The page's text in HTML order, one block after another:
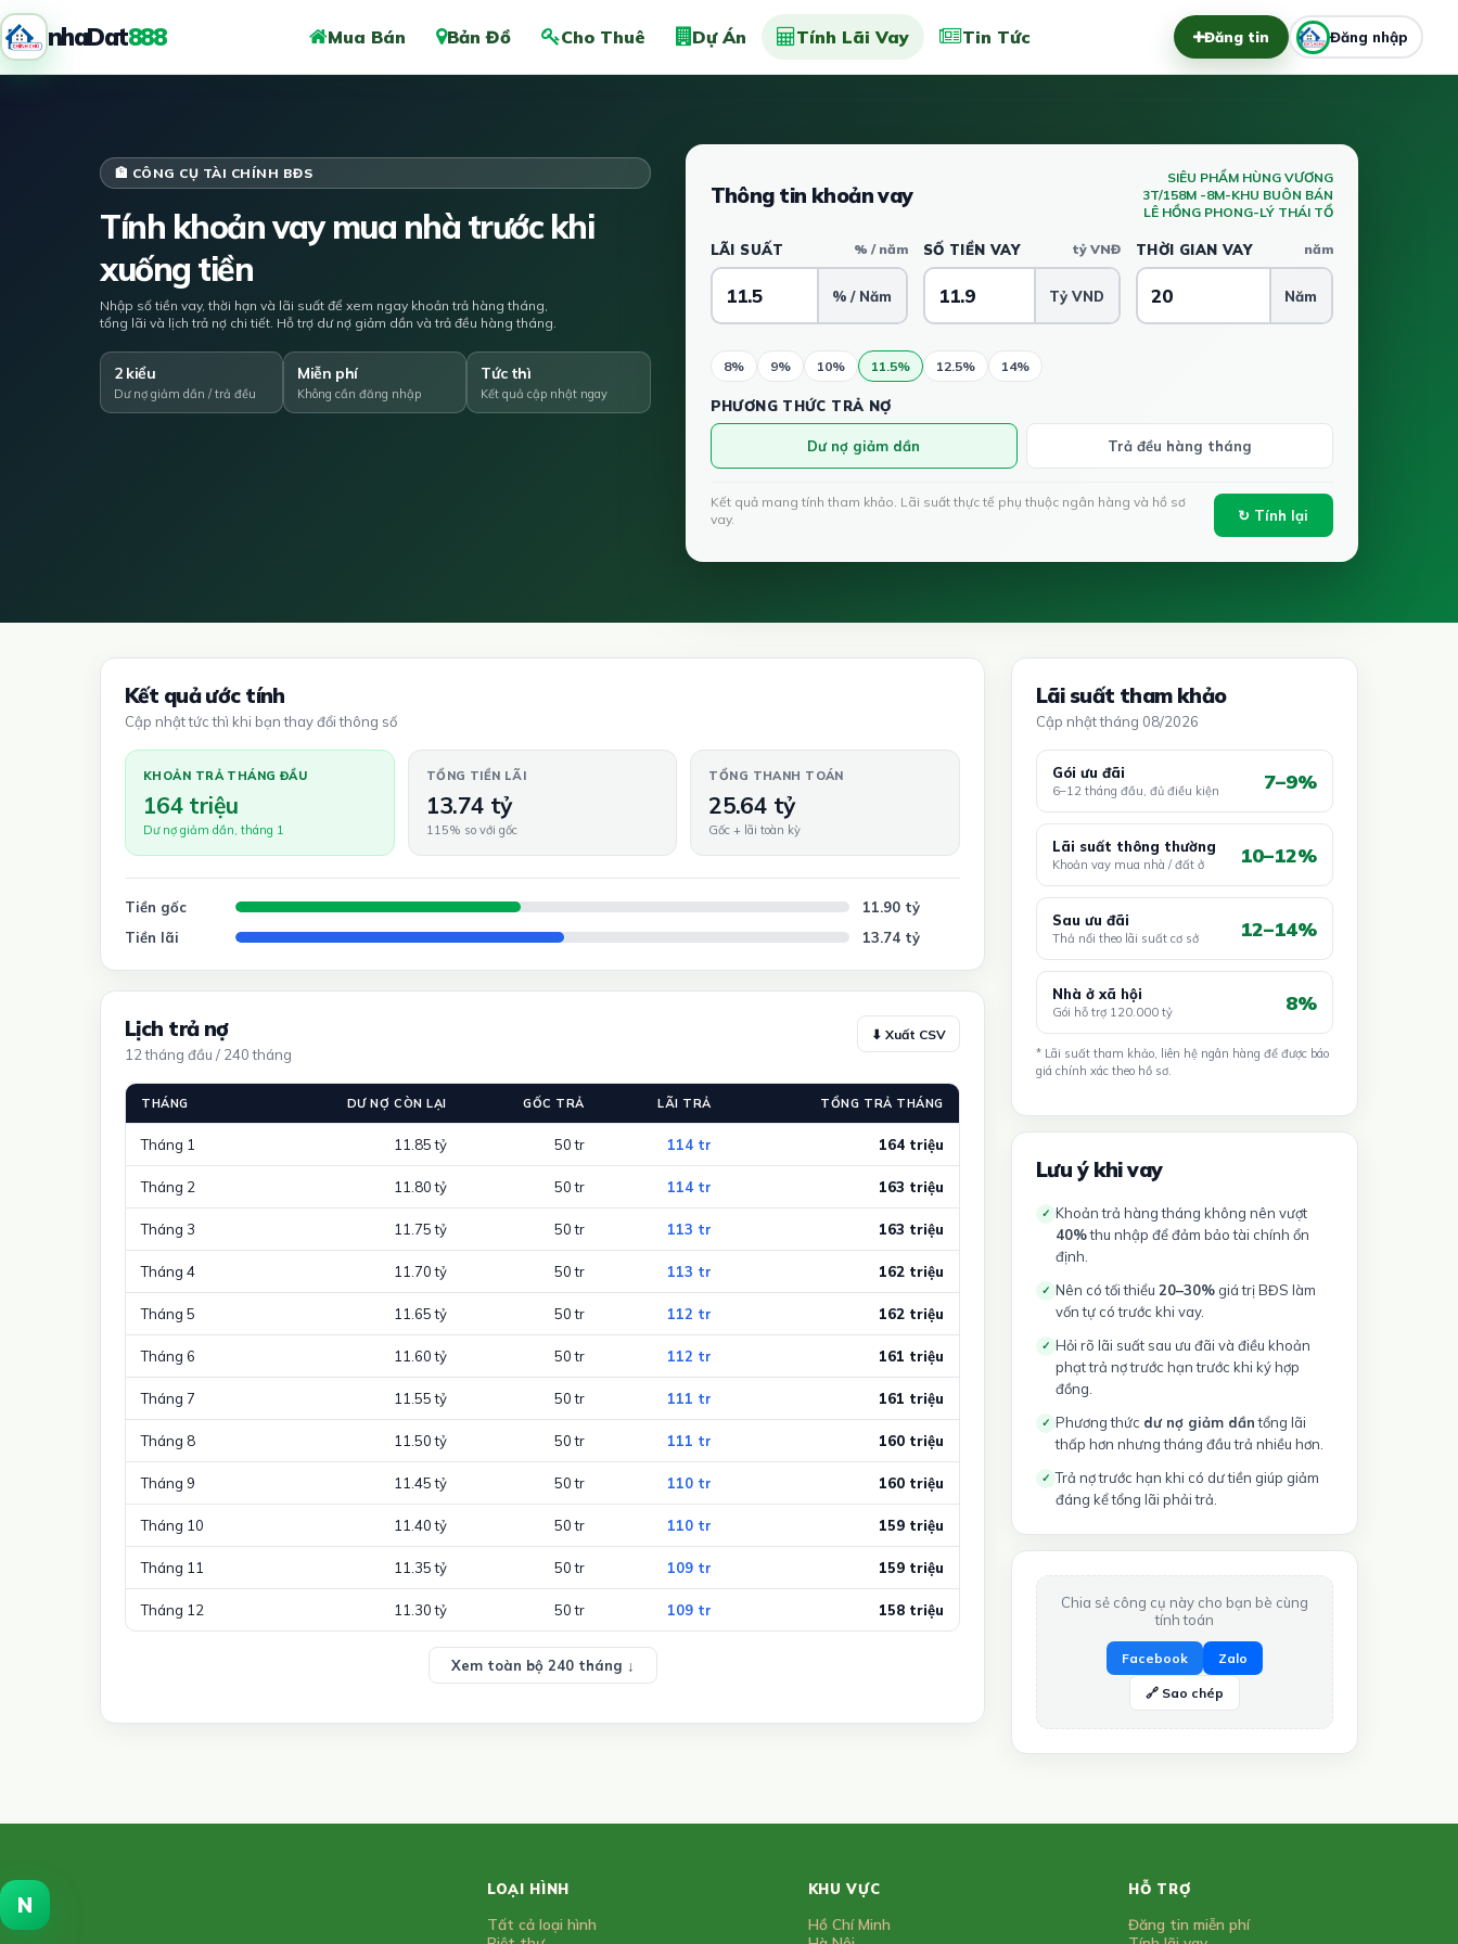
nhaDat888 Mua Bán Bản Đồ Cho Thuê Dự Án Tính Lãi Vay Tin Tức Đăng tin Đăng nhập
🏦 CÔNG CỤ TÀI CHÍNH BĐS
Tính khoản vay mua nhà trước khi
xuống tiền
Nhập số tiền vay, thời hạn và lãi suất để xem ngay khoản trả hàng tháng,
tổng lãi và lịch trả nợ chi tiết. Hỗ trợ dư nợ giảm dần và trả đều hàng tháng.
2 kiểu
Dư nợ giảm dần / trả đều
Miễn phí
Không cần đăng nhập
Tức thì
Kết quả cập nhật ngay
Thông tin khoản vay
SIÊU PHẨM HÙNG VƯƠNG
3T/158M -8M-KHU BUÔN BÁN
LÊ HỒNG PHONG-LÝ THÁI TỔ
LÃI SUẤT % / năm
% / Năm
SỐ TIỀN VAY tỷ VNĐ
Tỷ VND
THỜI GIAN VAY năm
Năm
8% 9% 10% 11.5% 12.5% 14%
PHƯƠNG THỨC TRẢ NỢ
Dư nợ giảm dần Trả đều hàng tháng
Kết quả mang tính tham khảo. Lãi suất thực tế phụ thuộc ngân hàng và hồ sơ
vay.
↻ Tính lại
Kết quả ước tính
Cập nhật tức thì khi bạn thay đổi thông số
KHOẢN TRẢ THÁNG ĐẦU
164 triệu
Dư nợ giảm dần, tháng 1
TỔNG TIỀN LÃI
13.74 tỷ
115% so với gốc
TỔNG THANH TOÁN
25.64 tỷ
Gốc + lãi toàn kỳ
Tiền gốc
11.90 tỷ
Tiền lãi
13.74 tỷ
Lịch trả nợ
12 tháng đầu / 240 tháng
⬇ Xuất CSV
THÁNG DƯ NỢ CÒN LẠI GỐC TRẢ LÃI TRẢ TỔNG TRẢ THÁNG
Tháng 1 11.85 tỷ 50 tr 114 tr 164 triệu
Tháng 2 11.80 tỷ 50 tr 114 tr 163 triệu
Tháng 3 11.75 tỷ 50 tr 113 tr 163 triệu
Tháng 4 11.70 tỷ 50 tr 113 tr 162 triệu
Tháng 5 11.65 tỷ 50 tr 112 tr 162 triệu
Tháng 6 11.60 tỷ 50 tr 112 tr 161 triệu
Tháng 7 11.55 tỷ 50 tr 111 tr 161 triệu
Tháng 8 11.50 tỷ 50 tr 111 tr 160 triệu
Tháng 9 11.45 tỷ 50 tr 110 tr 160 triệu
Tháng 10 11.40 tỷ 50 tr 110 tr 159 triệu
Tháng 11 11.35 tỷ 50 tr 109 tr 159 triệu
Tháng 12 11.30 tỷ 50 tr 109 tr 158 triệu
Xem toàn bộ 240 tháng ↓
Lãi suất tham khảo
Cập nhật tháng 08/2026
Gói ưu đãi
6–12 tháng đầu, đủ điều kiện 7–9%
Lãi suất thông thường
Khoản vay mua nhà / đất ở 10–12%
Sau ưu đãi
Thả nổi theo lãi suất cơ sở 12–14%
Nhà ở xã hội
Gói hỗ trợ 120.000 tỷ 8%
* Lãi suất tham khảo, liên hệ ngân hàng để được báo
giá chính xác theo hồ sơ.
Lưu ý khi vay
✓ Khoản trả hàng tháng không nên vượt
40%thu nhập để đảm bảo tài chính ổn
định.
✓ Nên có tối thiểu 20–30% giá trị BĐS làm
vốn tự có trước khi vay.
✓ Hỏi rõ lãi suất sau ưu đãi và điều khoản
phạt trả nợ trước hạn trước khi ký hợp
đồng.
✓ Phương thức dư nợ giảm dầntổng lãi
thấp hơn nhưng tháng đầu trả nhiều hơn.
✓ Trả nợ trước hạn khi có dư tiền giúp giảm
đáng kể tổng lãi phải trả.
Chia sẻ công cụ này cho bạn bè cùng
tính toán
Facebook Zalo
🔗 Sao chép
N
LOẠI HÌNH
Tất cả loại hình
KHU VỰC
Hồ Chí Minh
HỖ TRỢ
Đăng tin miễn phí